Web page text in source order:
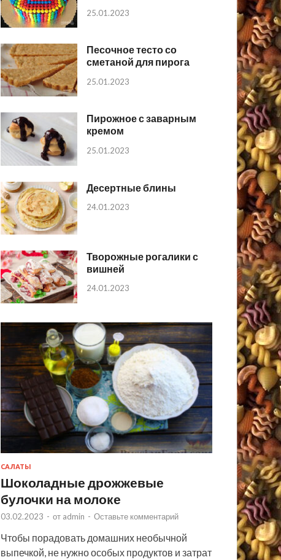
25.01.2023
Песочное тесто со
сметаной для пирога
25.01.2023
Пирожное с заварным
кремом
25.01.2023
Десертные блины
24.01.2023
Творожные рогалики с
вишней
24.01.2023
САЛАТЫ
Шоколадные дрожжевые
булочки на молоке
03.02.2023 - от admin - Оставьте комментарий
Чтобы порадовать домашних необычной
выпечкой, не нужно особых продуктов и затрат